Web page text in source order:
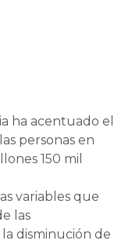
ha acentuado el
personas en
150 mil
variables que
las
la disminución de